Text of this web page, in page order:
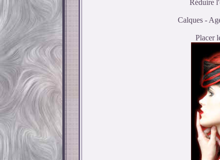
Réduire
Calques -
Placer